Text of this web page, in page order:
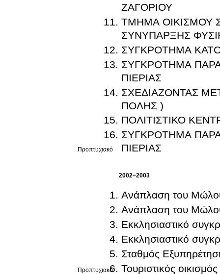
Προπτυχιακό
ΖΑΓΟΡΙΟΥ
ΤΜΗΜΑ ΟΙΚΙΣΜΟΥ
ΣΥΝΥΠΑΡΞΗΣ
ΣΥΓΚΡΟΤΗΜΑ
ΣΥΓΚΡΟΤΗΜΑ
ΠΙΕΡΙΑΣ
ΣΧΕΔΙΑΖΟΝΤΑΣ
ΠΟΛΗΣ )
ΠΟΛΙΤΙΣΤΙΚΟ
ΣΥΓΚΡΟΤΗΜΑ
ΠΙΕΡΙΑΣ
2002–2003
Προπτυχιακό
Ανάπλαση του
Ανάπλαση του
Εκκλησιαστικό
Εκκλησιαστικό
Σταθμός
Τουριστικός